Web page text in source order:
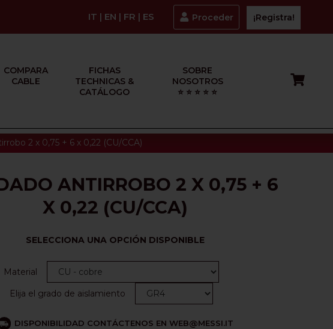
IT | EN | FR | ES Proceder ¡Registra!
COMPARA
CABLE
FICHAS
TECHNICAS &
CATÁLOGO
SOBRE
NOSOTROS
⭐ ⭐ ⭐ ⭐ ⭐
2 x 0,75 + 6 x 0,22 (CU/CCA)
ANTIRROBO 2 X 0,75 + 6
X 0,22 (CU/CCA)
SELECCIONA UNA OPCIÓN DISPONIBLE
Material
Elija el grado de aislamiento
DISPONIBILIDAD CONTÁCTENOS EN WEB@MESSI.IT